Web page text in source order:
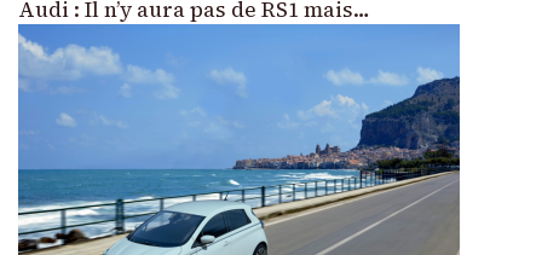
Audi : Il n’y aura pas de RS1 mais…